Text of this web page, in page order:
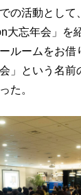
の活動として
大忘年会」を
ルームをお借
」という名前
た。